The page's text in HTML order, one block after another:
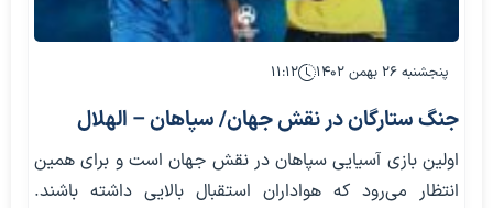
پنجشنبه ۲۶ بهمن ۱۴۰۲ ۱۱:۱۲
جنگ ستارگان در نقش جهان/ سپاهان – الهلال
اولین بازی آسیایی سپاهان در نقش جهان است و برای همین
انتظار می‌رود که هواداران استقبال بالایی داشته باشند.